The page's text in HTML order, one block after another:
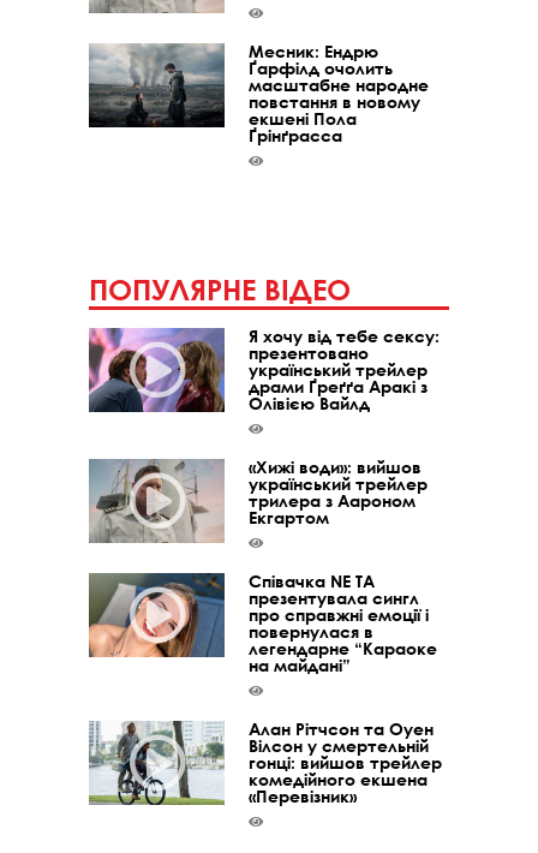
Месник: Ендрю
Ґарфілд очолить
масштабне народне
повстання в новому
екшені Пола
Ґрінґрасса
ПОПУЛЯРНЕ ВІДЕО
Я хочу від тебе сексу:
презентовано
український трейлер
драми Ґреґґа Аракі з
Олівією Вайлд
«Хижі води»: вийшов
український трейлер
трилера з Аароном
Екгартом
Співачка NE TA
презентувала сингл
про справжні емоції і
повернулася в
легендарне “Караоке
на майдані”
Алан Рітчсон та Оуен
Вілсон у смертельній
гонці: вийшов трейлер
комедійного екшена
«Перевізник»